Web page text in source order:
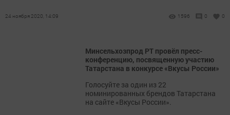
24 ноября 2020, 14:09 1596 0 0
Минсельхозпрод РТ провёл пресс-
конференцию, посвященную участию
Татарстана в конкурсе «Вкусы России»
Голосуйте за один из 22
номинированных брендов Татарстана
на сайте «Вкусы России».